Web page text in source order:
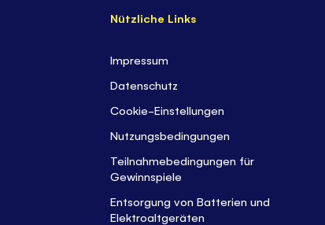
Nützliche Links
Impressum
Datenschutz
Cookie-Einstellungen
Nutzungsbedingungen
Teilnahmebedingungen für
Gewinnspiele
Entsorgung von Batterien und
Elektroaltgeräten